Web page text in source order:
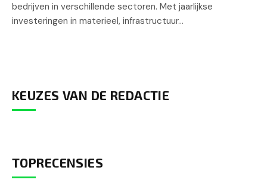
bedrijven in verschillende sectoren. Met jaarlijkse
investeringen in materieel, infrastructuur…
KEUZES VAN DE REDACTIE
TOPRECENSIES